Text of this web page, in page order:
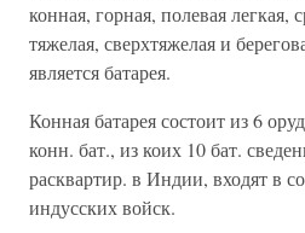
конная, горная, полевая легкая,
тяжелая, сверхтяжелая и
является батарея.
Конная батарея состоит из 6
конн. бат., из коих 10 бат.
расквартир. в Индии, входят в
индусских войск.